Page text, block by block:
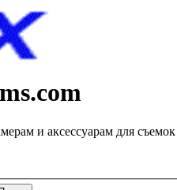
и аксессуарам для